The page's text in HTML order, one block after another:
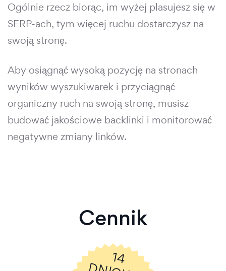
Ogólnie rzecz biorąc, im wyżej plasujesz się w
SERP-ach, tym więcej ruchu dostarczysz na
swoją stronę.
Aby osiągnąć wysoką pozycję na stronach
wyników wyszukiwarek i przyciągnąć
organiczny ruch na swoją stronę, musisz
budować jakościowe backlinki i monitorować
negatywne zmiany linków.
Cennik
14
N
IO
W
Y
A
R
M
O
W
Y
K
R
E
S
R
Ó
B
N